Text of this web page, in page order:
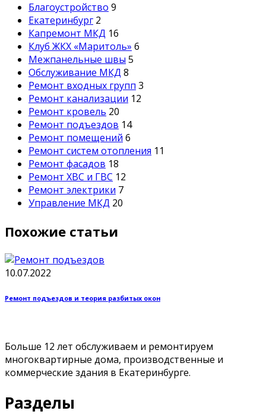
Благоустройство 9
Екатеринбург 2
Капремонт МКД 16
Клуб ЖКХ «Маритоль» 6
Межпанельные швы 5
Обслуживание МКД 8
Ремонт входных групп 3
Ремонт канализации 12
Ремонт кровель 20
Ремонт подъездов 14
Ремонт помещений 6
Ремонт систем отопления 11
Ремонт фасадов 18
Ремонт ХВС и ГВС 12
Ремонт электрики 7
Управление МКД 20
Похожие статьи
10.07.2022
Ремонт подъездов и теория разбитых окон
Больше 12 лет обслуживаем и ремонтируем
многоквартирные дома, производственные и
коммерческие здания в Екатеринбурге.
Разделы